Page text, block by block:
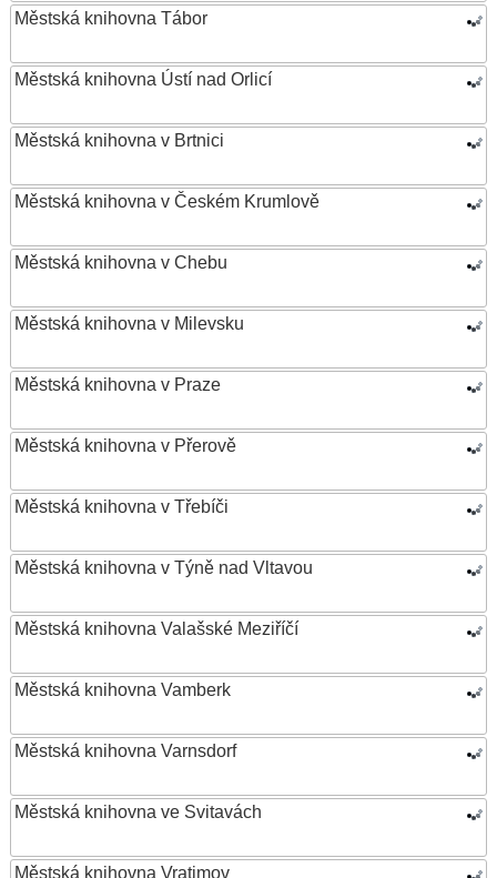
Městská knihovna Tábor
Městská knihovna Ústí nad Orlicí
Městská knihovna v Brtnici
Městská knihovna v Českém Krumlově
Městská knihovna v Chebu
Městská knihovna v Milevsku
Městská knihovna v Praze
Městská knihovna v Přerově
Městská knihovna v Třebíči
Městská knihovna v Týně nad Vltavou
Městská knihovna Valašské Meziříčí
Městská knihovna Vamberk
Městská knihovna Varnsdorf
Městská knihovna ve Svitavách
Městská knihovna Vratimov